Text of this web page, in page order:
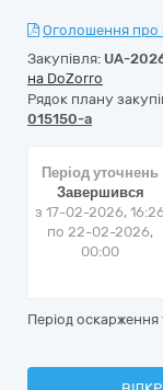
Оголошення про
Закупівля: UA-
на DoZorro
Рядок плану
015150-a
Період уточнень
Завершився
з 17-02-2026, 16:26
по 22-02-2026,
00:00
Період